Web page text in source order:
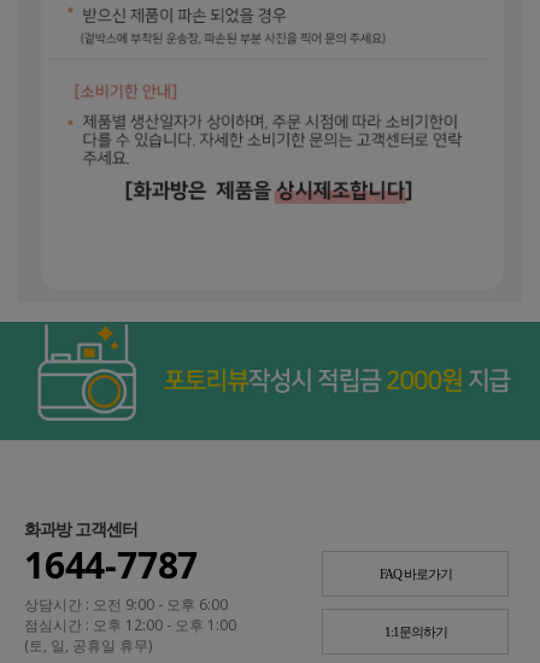
화과방 고객센터
1644-7787
상담시간 : 오전 9:00 - 오후 6:00
점심시간 : 오후 12:00 - 오후 1:00
(토, 일, 공휴일 휴무)
FAQ 바로가기
1:1문의하기